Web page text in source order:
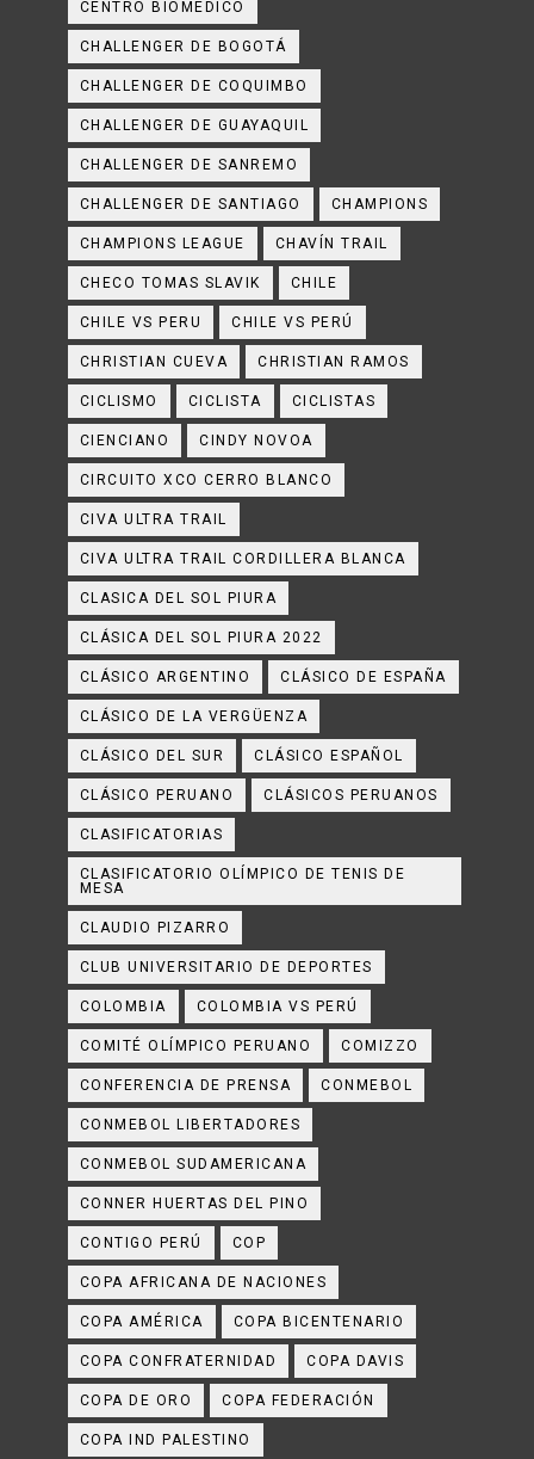
CENTRO BIOMÉDICO
CHALLENGER DE BOGOTÁ
CHALLENGER DE COQUIMBO
CHALLENGER DE GUAYAQUIL
CHALLENGER DE SANREMO
CHALLENGER DE SANTIAGO CHAMPIONS
CHAMPIONS LEAGUE CHAVÍN TRAIL
CHECO TOMAS SLAVIK CHILE
CHILE VS PERU CHILE VS PERÚ
CHRISTIAN CUEVA CHRISTIAN RAMOS
CICLISMO CICLISTA CICLISTAS
CIENCIANO CINDY NOVOA
CIRCUITO XCO CERRO BLANCO
CIVA ULTRA TRAIL
CIVA ULTRA TRAIL CORDILLERA BLANCA
CLASICA DEL SOL PIURA
CLÁSICA DEL SOL PIURA 2022
CLÁSICO ARGENTINO CLÁSICO DE ESPAÑA
CLÁSICO DE LA VERGÜENZA
CLÁSICO DEL SUR CLÁSICO ESPAÑOL
CLÁSICO PERUANO CLÁSICOS PERUANOS
CLASIFICATORIAS
CLASIFICATORIO OLÍMPICO DE TENIS DE
MESA
CLAUDIO PIZARRO
CLUB UNIVERSITARIO DE DEPORTES
COLOMBIA COLOMBIA VS PERÚ
COMITÉ OLÍMPICO PERUANO COMIZZO
CONFERENCIA DE PRENSA CONMEBOL
CONMEBOL LIBERTADORES
CONMEBOL SUDAMERICANA
CONNER HUERTAS DEL PINO
CONTIGO PERÚ COP
COPA AFRICANA DE NACIONES
COPA AMÉRICA COPA BICENTENARIO
COPA CONFRATERNIDAD COPA DAVIS
COPA DE ORO COPA FEDERACIÓN
COPA IND PALESTINO